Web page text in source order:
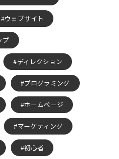
ウェブサイト
プ
ディレクション
プログラミング
ホームページ
マーケティング
初心者